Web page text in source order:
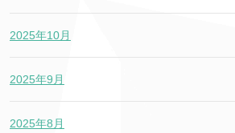
2025年10月
2025年9月
2025年8月